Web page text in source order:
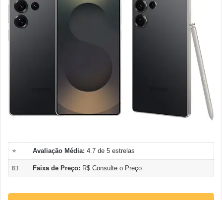
⭐ Avaliação Média: 4.7 de 5 estrelas
💵 Faixa de Preço: R$ Consulte o Preço